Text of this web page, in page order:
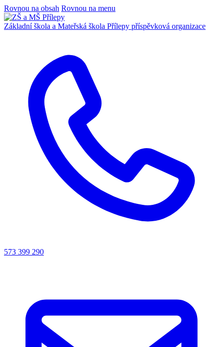
Rovnou na obsah Rovnou na menu
Základní škola a Mateřská škola Přílepy příspěvková organizace
573 399 290